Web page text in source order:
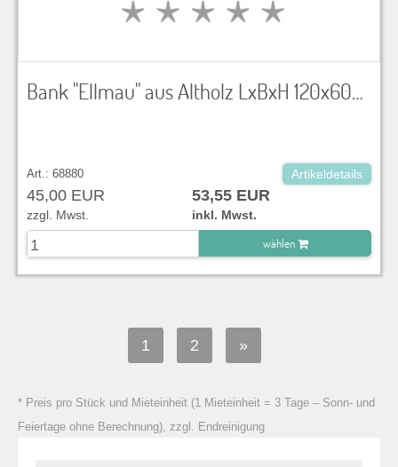
Bank "Ellmau" aus Altholz LxBxH 120x60x45 cm
Art.: 68880 Artikeldetails
45,00 EUR 53,55 EUR
zzgl. Mwst.
inkl. Mwst.
wählen
1 2 »
* Preis pro Stück und Mieteinheit (1 Mieteinheit = 3 Tage – Sonn- und
Feiertage ohne Berechnung), zzgl. Endreinigung